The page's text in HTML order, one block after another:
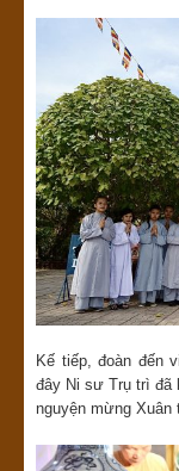
Kế tiếp, đoàn đến
đây Ni sư Trụ trì đã
nguyện mừng